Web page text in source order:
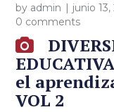
by admin junio
0 comments
el
VOL 2